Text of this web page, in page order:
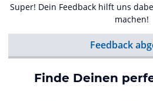
Super! Dein Feedback hilft uns
machen!
Feedback
Finde Deinen